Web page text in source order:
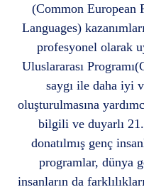
(Common European
Languages)
profesyonel olarak
Uluslararası
saygı ile daha iyi
oluşturulmasına
bilgili ve duyarlı
donatılmış genç
programlar, dünya
insanların da